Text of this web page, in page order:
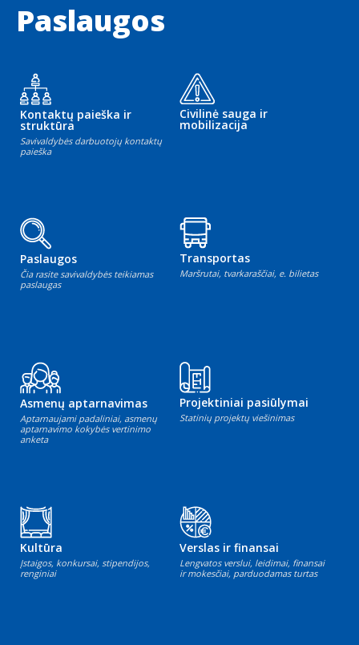
Paslaugos
Kontaktų paieška ir
struktūra
Savivaldybės darbuotojų kontaktų
paieška
Civilinė sauga ir
mobilizacija
Paslaugos
Čia rasite savivaldybės teikiamas
paslaugas
Transportas
Maršrutai, tvarkaraščiai, e. bilietas
Asmenų aptarnavimas
Aptarnaujami padaliniai, asmenų
aptarnavimo kokybės vertinimo
anketa
Projektiniai pasiūlymai
Statinių projektų viešinimas
Kultūra
Įstaigos, konkursai, stipendijos,
renginiai
Verslas ir finansai
Lengvatos verslui, leidimai, finansai
ir mokesčiai, parduodamas turtas